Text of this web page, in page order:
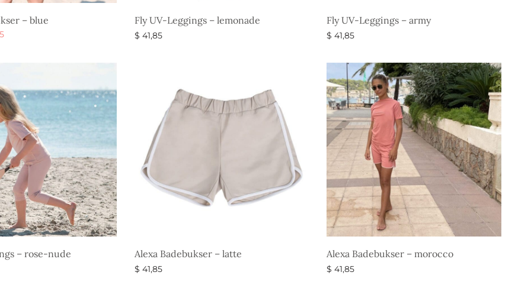
– blue
Den
Fly UV-Leggings – lemonade
$ 41,85
Fly UV-Leggings – army
$ 41,85
– rose-nude Alexa Badebukser – latte
$ 41,85
Alexa Badebukser – morocco
$ 41,85